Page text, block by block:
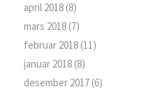
april 2018(8)
mars 2018(7)
februar 2018(11)
januar 2018(8)
desember 2017(6)